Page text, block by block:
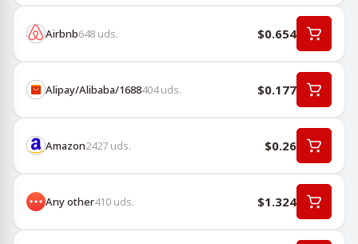
Airbnb648 uds. $0.654
Alipay/Alibaba/1688404uds. $0.177
Amazon2427 uds. $0.26
Any other410 uds. $1.324